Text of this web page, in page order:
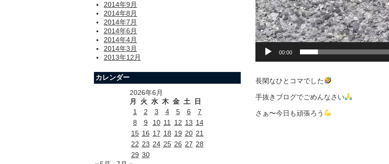
00:00
長閑なひとコマでした
手抜きブログでごめんなさい
さぁ〜今日も頑張ろう
2014年9月
2014年8月
2014年7月
2014年6月
2014年4月
2014年3月
2013年12月
カレンダー
2026年6月
月
火 水 木 金 土
日
1
2 3 4 5 6
7
8
9 10 11 12 13 14
15 16 17 18 19 20 21
22 23 24 25 26 27 28
29 30